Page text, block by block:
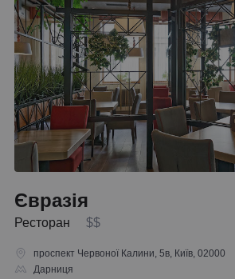
Євразія
Ресторан $$
проспект Червоної Калини, 5в, Київ, 02000
Дарниця